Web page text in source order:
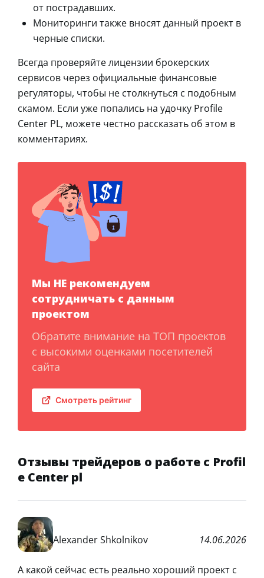
от пострадавших.
Мониторинги также вносят данный проект в
черные списки.
Всегда проверяйте лицензии брокерских
сервисов через официальные финансовые
регуляторы, чтобы не столкнуться с подобным
скамом. Если уже попались на удочку Profile
Center PL, можете честно рассказать об этом в
комментариях.
Мы НЕ рекомендуем
сотрудничать с данным
проектом
Обратите внимание на ТОП проектов
с высокими оценками посетителей
сайта
Смотреть рейтинг
Отзывы трейдеров о работе с Profil
e Center pl
Alexander Shkolnikov 14.06.2026
А какой сейчас есть реально хороший проект с